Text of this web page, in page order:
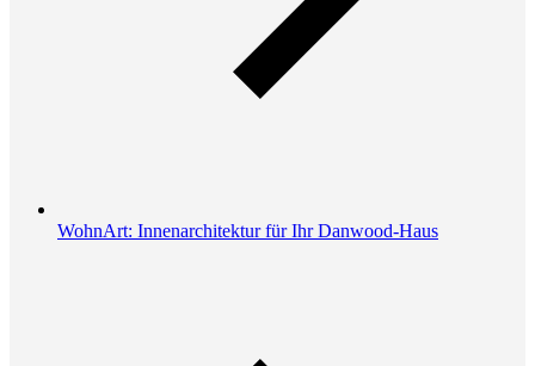
WohnArt: Innenarchitektur für Ihr Danwood-Haus